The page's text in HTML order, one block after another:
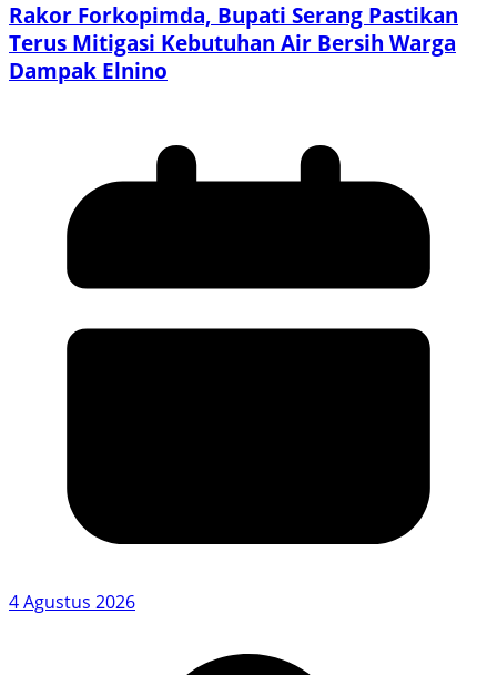
Rakor Forkopimda, Bupati Serang Pastikan
Terus Mitigasi Kebutuhan Air Bersih Warga
Dampak Elnino
4 Agustus 2026